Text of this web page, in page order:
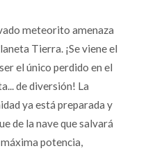
meteorito amenaza
Tierra. ¡Se viene el
el único perdido en el
de diversión! La
ya está preparada y
de la nave que salvará
potencia,